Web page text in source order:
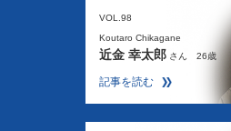
VOL.98
Koutaro Chikagane
近金 幸太郎 さん 26歳
記事を読む